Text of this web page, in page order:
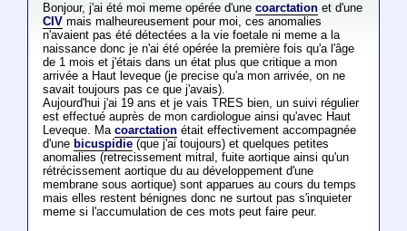
Bonjour, j'ai été moi meme opérée d'une coarctationet d'une
CIVmais malheureusement pour moi, ces anomalies
n'avaient pas été détectées a la vie foetale ni meme a la
naissance donc je n'ai été opérée la première fois qu'a l'âge
de 1 mois et j'étais dans un état plus que critique a mon
arrivée a Haut leveque (je precise qu'a mon arrivée, on ne
savait toujours pas ce que j'avais).
Aujourd'hui j'ai 19 ans et je vais TRES bien, un suivi régulier
est effectué auprès de mon cardiologue ainsi qu'avec Haut
Leveque. Ma coarctationétait effectivement accompagnée
d'une bicuspidie(que j'ai toujours) et quelques petites
anomalies (retrecissement mitral, fuite aortique ainsi qu'un
rétrécissement aortique du au développement d'une
membrane sous aortique) sont apparues au cours du temps
mais elles restent bénignes donc ne surtout pas s'inquieter
meme si l'accumulation de ces mots peut faire peur.